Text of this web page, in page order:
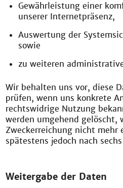
Gewährleistung einer
unserer Internetpräsenz,
Auswertung der
sowie
zu weiteren
Wir behalten uns vor, diese
prüfen, wenn uns konkrete
rechtswidrige Nutzung
werden umgehend gelöscht,
Zweckerreichung nicht mehr
spätestens jedoch nach
Weitergabe der Daten